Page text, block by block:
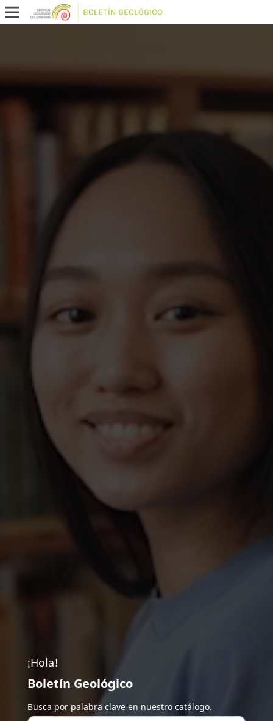
¡Hola!
Boletín Geológico
Busca por palabra clave en nuestro catálogo.